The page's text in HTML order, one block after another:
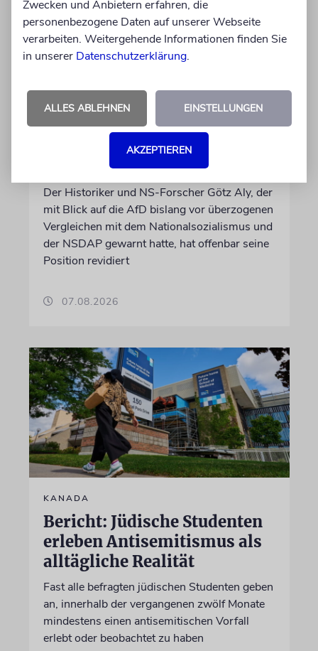
»Wachkitzeln von Gewalt-
und Mordphantasien«
Der Historiker und NS-Forscher Götz Aly, der
mit Blick auf die AfD bislang vor überzogenen
Vergleichen mit dem Nationalsozialismus und
der NSDAP gewarnt hatte, hat offenbar seine
Position revidiert
07.08.2026
KANADA
Bericht: Jüdische Studenten
erleben Antisemitismus als
alltägliche Realität
Fast alle befragten jüdischen Studenten geben
an, innerhalb der vergangenen zwölf Monate
mindestens einen antisemitischen Vorfall
erlebt oder beobachtet zu haben
Zwecken und Anbietern erfahren, die
personenbezogene Daten auf unserer Webseite
verarbeiten. Weitergehende Informationen finden Sie
in unserer Datenschutzerklärung.
ALLES ABLEHNEN EINSTELLUNGEN
AKZEPTIEREN